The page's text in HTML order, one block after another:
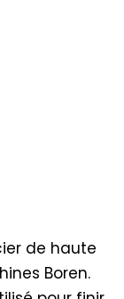
de haute
Boren.